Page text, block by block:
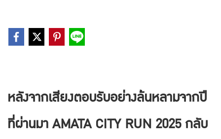
หลังจากเสียงตอบรับอย่างล้นหลามจากปี
ที่ผ่านมา AMATA CITY RUN 2025 กลับ